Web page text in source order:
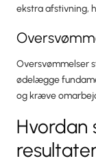
ekstra afstivning,
Oversvømmelser
ødelægge
og kræve